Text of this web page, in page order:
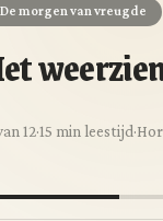
De morgen van vreugde
12·15 min leestijd·